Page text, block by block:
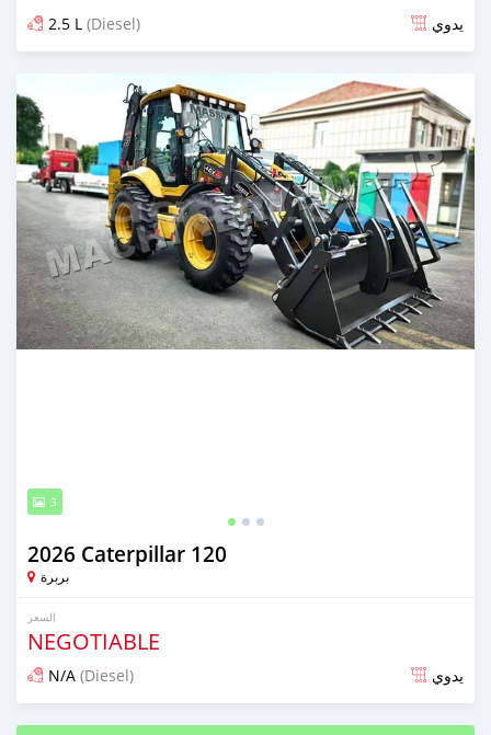
2.5 L (Diesel) يدوي
3
2026 Caterpillar 120
بربرة
السعر
NEGOTIABLE
N/A (Diesel) يدوي
تم النشر منذ حوالي شهر واحد مضت